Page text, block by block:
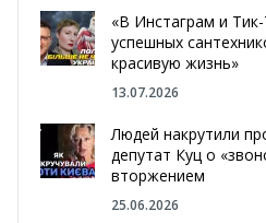
«В Инстаграм и
успешных
красивую жизнь»
13.07.2026
Людей накрутили
депутат Куц о
вторжением
25.06.2026